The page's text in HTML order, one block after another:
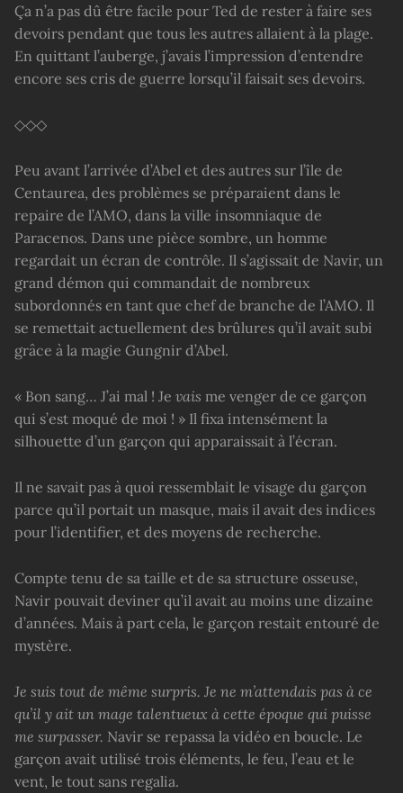
Ça n’a pas dû être facile pour Ted de rester à faire ses
devoirs pendant que tous les autres allaient à la plage.
En quittant l’auberge, j’avais l’impression d’entendre
encore ses cris de guerre lorsqu’il faisait ses devoirs.
◇◇◇
Peu avant l’arrivée d’Abel et des autres sur l’île de
Centaurea, des problèmes se préparaient dans le
repaire de l’AMO, dans la ville insomniaque de
Paracenos. Dans une pièce sombre, un homme
regardait un écran de contrôle. Il s’agissait de Navir, un
grand démon qui commandait de nombreux
subordonnés en tant que chef de branche de l’AMO. Il
se remettait actuellement des brûlures qu’il avait subi
grâce à la magie Gungnir d’Abel.
« Bon sang… J’ai mal ! Je vais me venger de ce garçon
qui s’est moqué de moi ! » Il fixa intensément la
silhouette d’un garçon qui apparaissait à l’écran.
Il ne savait pas à quoi ressemblait le visage du garçon
parce qu’il portait un masque, mais il avait des indices
pour l’identifier, et des moyens de recherche.
Compte tenu de sa taille et de sa structure osseuse,
Navir pouvait deviner qu’il avait au moins une dizaine
d’années. Mais à part cela, le garçon restait entouré de
mystère.
Je suis tout de même surpris. Je ne m’attendais pas à ce
qu’il y ait un mage talentueux à cette époque qui puisse
me surpasser. Navir se repassa la vidéo en boucle. Le
garçon avait utilisé trois éléments, le feu, l’eau et le
vent, le tout sans regalia.